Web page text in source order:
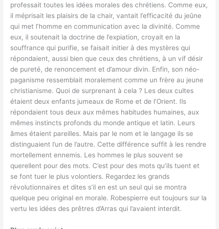
professait toutes les idées morales des chrétiens. Comme eux,
il méprisait les plaisirs de la chair, vantait l’efficacité du jeûne
qui met l’homme en communication avec la divinité. Comme
eux, il soutenait la doctrine de l’expiation, croyait en la
souffrance qui purifie, se faisait initier à des mystères qui
répondaient, aussi bien que ceux des chrétiens, à un vif désir
de pureté, de renoncement et d’amour divin. Enfin, son néo-
paganisme ressemblait moralement comme un frère au jeune
christianisme. Quoi de surprenant à cela ? Les deux cultes
étaient deux enfants jumeaux de Rome et de l’Orient. Ils
répondaient tous deux aux mêmes habitudes humaines, aux
mêmes instincts profonds du monde antique et latin. Leurs
âmes étaient pareilles. Mais par le nom et le langage ils se
distinguaient l’un de l’autre. Cette différence suffit à les rendre
mortellement ennemis. Les hommes le plus souvent se
querellent pour des mots. C’est pour des mots qu’ils tuent et
se font tuer le plus volontiers. Regardez les grands
révolutionnaires et dites s’il en est un seul qui se montra
quelque peu original en morale. Robespierre eut toujours sur la
vertu les idées des prêtres d’Arras qui l’avaient interdit.